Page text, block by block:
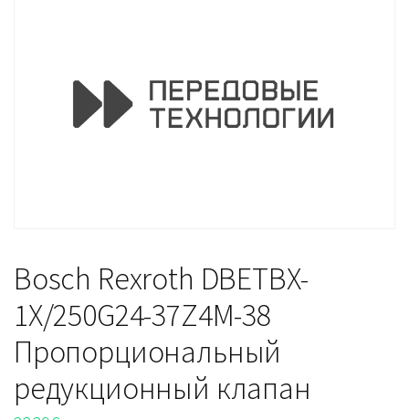
Bosch Rexroth DBETBX-
1X/250G24-37Z4M-38
Пропорциональный
редукционный клапан